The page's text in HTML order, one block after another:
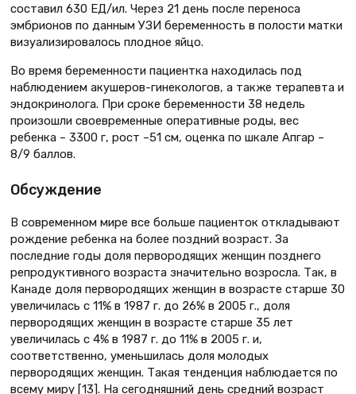
составил 630 ЕД/ил. Через 21 день после переноса
эмбрионов по данным УЗИ беременность в полости матки
визуализировалось плодное яйцо.
Во время беременности пациентка находилась под
наблюдением акушеров-гинекологов, а также терапевта и
эндокринолога. При сроке беременности 38 недель
произошли своевременные оперативные роды, вес
ребенка – 3300 г, рост –51 см, оценка по шкале Апгар –
8/9 баллов.
Обсуждение
В современном мире все больше пациенток откладывают
рождение ребенка на более поздний возраст. За
последние годы доля первородящих женщин позднего
репродуктивного возраста значительно возросла. Так, в
Канаде доля первородящих женщин в возрасте старше 30
увеличилась с 11% в 1987 г. до 26% в 2005 г., доля
первородящих женщин в возрасте старше 35 лет
увеличилась с 4% в 1987 г. до 11% в 2005 г. и,
соответственно, уменьшилась доля молодых
первородящих женщин. Такая тенденция наблюдается по
всему миру [13]. На сегодняшний день средний возраст